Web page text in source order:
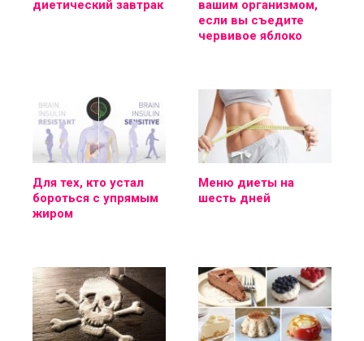
диетический завтрак
вашим организмом,
если вы съедите
червивое яблоко
Для тех, кто устал
бороться с упрямым
жиром
Меню диеты на
шесть дней